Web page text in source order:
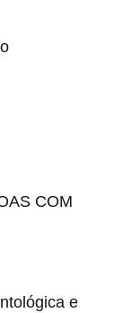
COM
e